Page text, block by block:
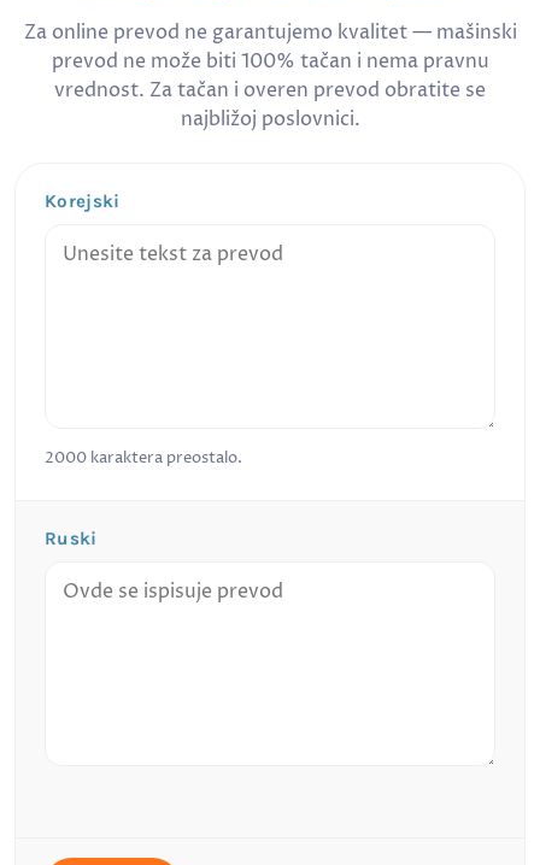
Za online prevod ne garantujemo kvalitet — mašinski
prevod ne može biti 100% tačan i nema pravnu
vrednost. Za tačan i overen prevod obratite se
najbližoj poslovnici.
Korejski
2000 karaktera preostalo.
Ruski